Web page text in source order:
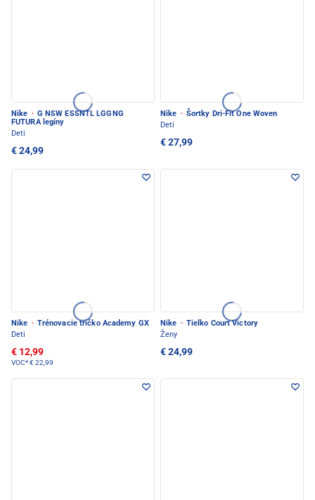
Nike · G NSW ESSNTL LGGNG
FUTURA legíny
Deti
€ 24,99
Nike · Šortky Dri-Fit One Woven
Deti
€ 27,99
Nike · Trénovacie tričko Academy GX
Deti
€ 12,99
VOC*€ 22,99
Nike · Tielko Court Victory
Ženy
€ 24,99